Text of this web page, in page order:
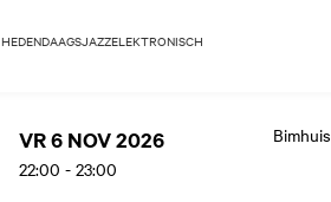
HEDENDAAGSJAZZELEKTRONISCH
VR 6 NOV 2026
22:00 - 23:00
Bimhuis